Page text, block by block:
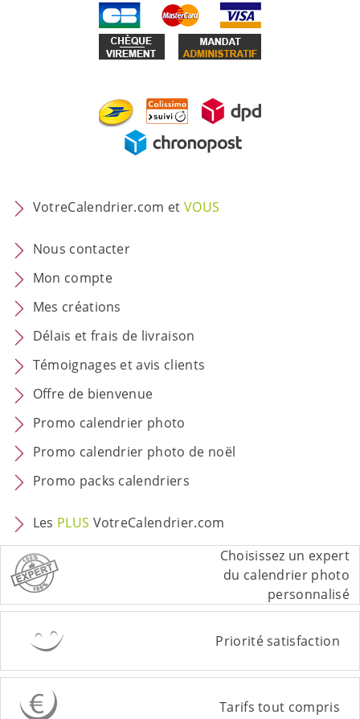
VotreCalendrier.com etVOUS
Nous contacter
Mon compte
Mes créations
Délais et frais de livraison
Témoignages et avis clients
Offre de bienvenue
Promo calendrier photo
Promo calendrier photo de noël
Promo packs calendriers
Les PLUS VotreCalendrier.com
Choisissez un expert
du calendrier photo
personnalisé
Priorité satisfaction
Tarifs tout compris